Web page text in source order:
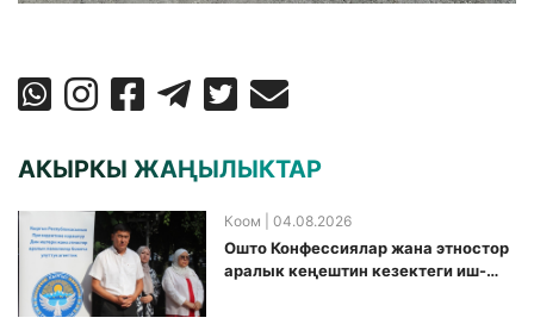
АКЫРКЫ ЖАҢЫЛЫКТАР
Коом | 04.08.2026
Ошто Конфессиялар жана этностор
аралык кеңештин кезектеги иш-